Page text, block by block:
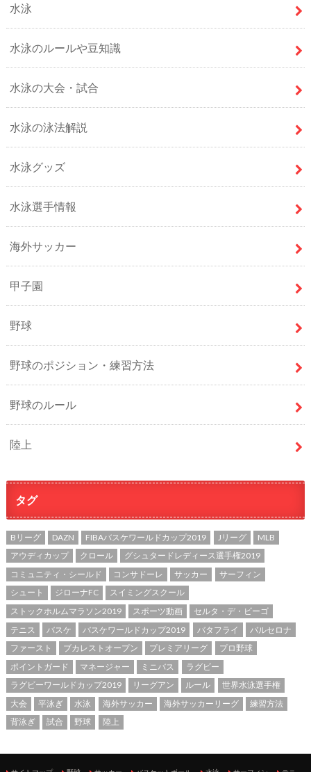
水泳
水泳のルールや豆知識
水泳の大会・試合
水泳の泳法解説
水泳グッズ
水泳選手情報
海外サッカー
甲子園
野球
野球のポジション・練習方法
野球のルール
陸上
タグ
Bリーグ DAZN FIBAバスケワールドカップ2019 Jリーグ
MLB
アウディカップ
クロール
グシュタードレディース選手権2019
コミュニティ・シールド
コンサドーレ サッカー
サーフィン
シュート
ジローナFC
スイミングスクール
ストックホルムマラソン2019
スポーツ動画
セルタ・デ・ビーゴ
テニス
バスケ バスケワールドカップ2019 バタフライ
バルセロナ
ファースト
ブカレストオープン プレミアリーグ
プロ野球
ポイントガード
マネージャー ミニバス
ラグビー
ラグビーワールドカップ2019
リーグアン ルール
世界水泳選手権
大会
平泳ぎ 水泳 海外サッカー 海外サッカーリーグ
練習方法
背泳ぎ
試合 野球 陸上